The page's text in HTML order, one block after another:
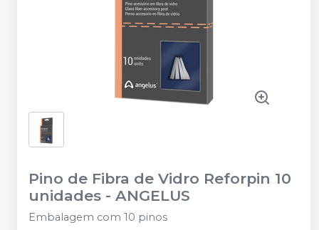
Pino de Fibra de Vidro Reforpin 10
unidades - ANGELUS
Embalagem com 10 pinos